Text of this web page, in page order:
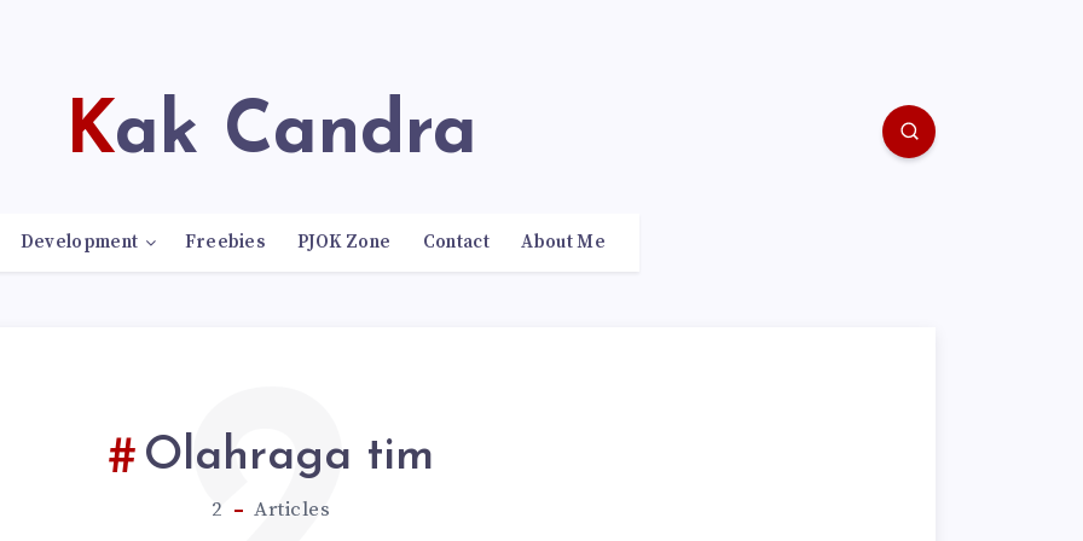
Kak Candra
Development Freebies PJOK Zone Contact About Me
Olahraga tim
2 Articles